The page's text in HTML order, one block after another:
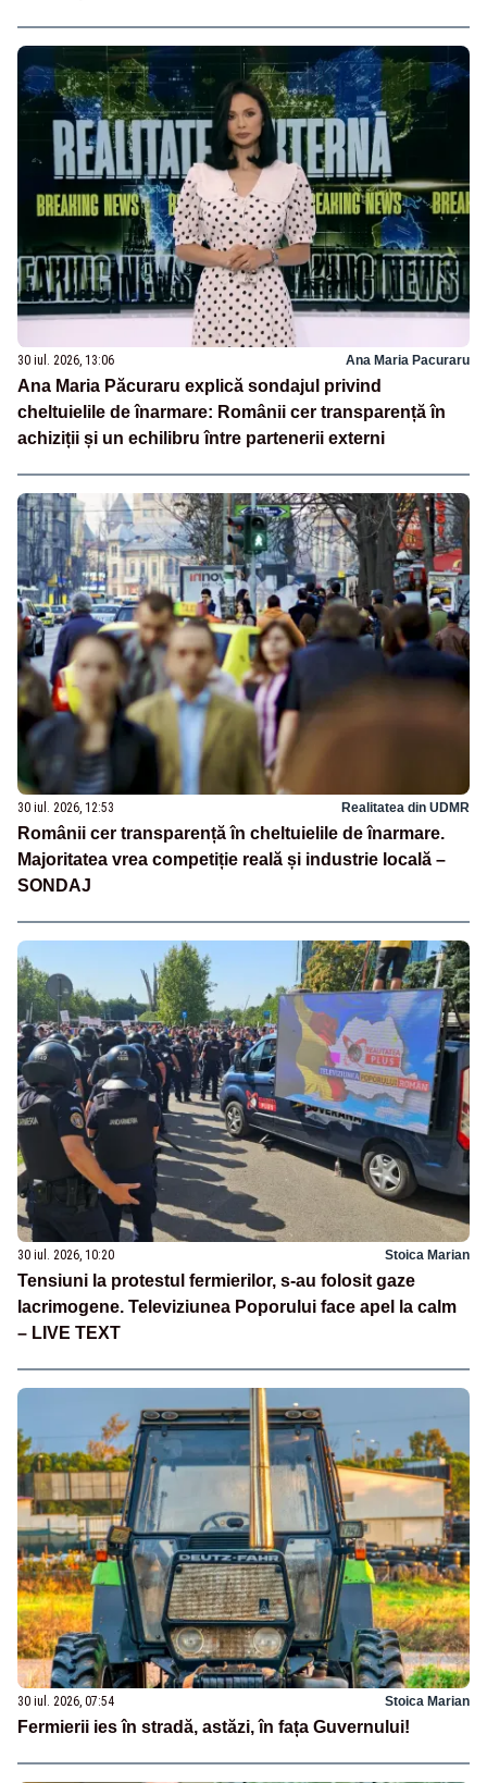
30 iul. 2026, 13:06 Ana Maria Pacuraru
Ana Maria Păcuraru explică sondajul privind
cheltuielile de înarmare: Românii cer transparență în
achiziții și un echilibru între partenerii externi
30 iul. 2026, 12:53 Realitatea din UDMR
Românii cer transparență în cheltuielile de înarmare.
Majoritatea vrea competiție reală și industrie locală –
SONDAJ
30 iul. 2026, 10:20 Stoica Marian
Tensiuni la protestul fermierilor, s-au folosit gaze
lacrimogene. Televiziunea Poporului face apel la calm
– LIVE TEXT
30 iul. 2026, 07:54 Stoica Marian
Fermierii ies în stradă, astăzi, în fața Guvernului!